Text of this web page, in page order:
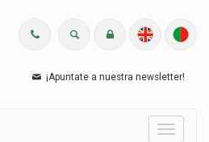
¡Apuntate a nuestra newsletter!
Menu